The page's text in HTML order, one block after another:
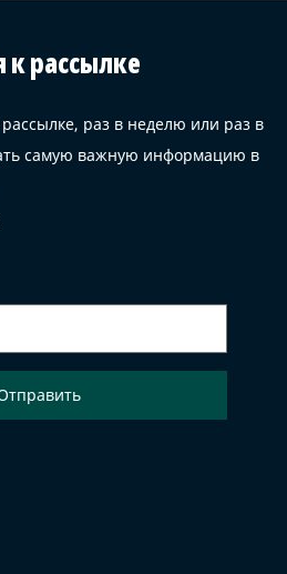
к рассылке
раз в неделю или раз в
самую важную информацию в